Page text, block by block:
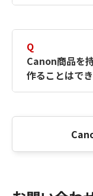
Canon ID
Q
Canon商品を
作ることはで